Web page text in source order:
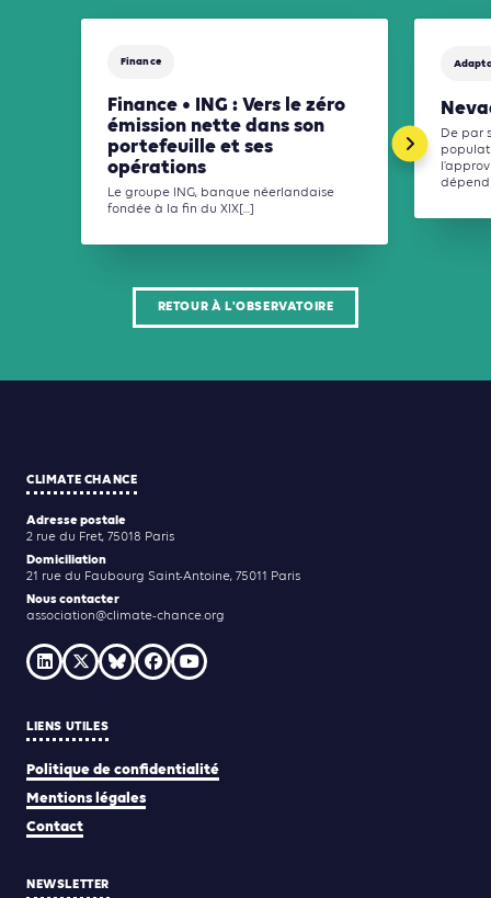
Finance
Finance • ING : Vers le zéro
émission nette dans son
portefeuille et ses
opérations
Le groupe ING, banque néerlandaise
fondée à la fin du XIX[...]
De par
dépend
RETOUR À L'OBSERVATOIRE
CLIMATE CHANCE
Adresse postale
2 rue du Fret, 75018 Paris
Domiciliation
21 rue du Faubourg Saint-Antoine, 75011 Paris
Nous contacter
association@climate-chance.org
LIENS UTILES
Politique de confidentialité
Mentions légales
Contact
NEWSLETTER